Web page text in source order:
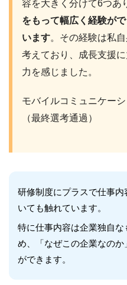
容を大きく分けて6つあ
をもって幅広く経験が
います。その経験は私
考えており、成長支援
力を感じました。
モバイルコミュニケー
（最終選考通過）
研修制度にプラスで仕事内
いても触れています。
特に仕事内容は企業独自な
め、「なぜこの企業なのか
ができます。